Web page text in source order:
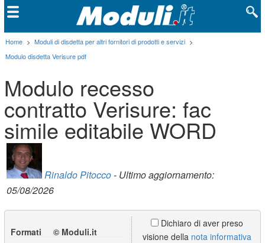
Home > Moduli di disdetta per altri fornitori di prodotti e servizi >
Modulo disdetta Verisure pdf
Modulo recesso
contratto Verisure: fac
simile editabile WORD
Rinaldo Pitocco- Ultimo aggiornamento:
05/08/2026
Formati © Moduli.it
Dichiaro di aver preso
visione della nota informativa